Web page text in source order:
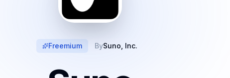
Freemium BySuno, Inc.